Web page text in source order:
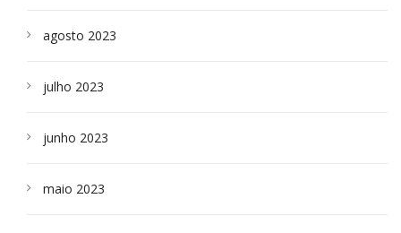
agosto 2023
julho 2023
junho 2023
maio 2023